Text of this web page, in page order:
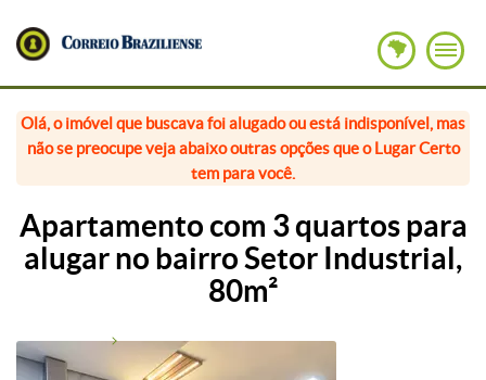
Olá, o imóvel que buscava foi alugado ou está indisponível, mas
não se preocupe veja abaixo outras opções que o Lugar Certo
tem para você.
Apartamento com 3 quartos para
alugar no bairro Setor Industrial,
80m²